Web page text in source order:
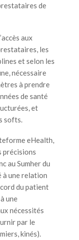
de
aux
les
et selon les
nécessaire
à prendre
de santé
et
softs.
eHealth,
précisions
au Sumher du
à une relation
du patient
une
nécessités
par le
kinés).